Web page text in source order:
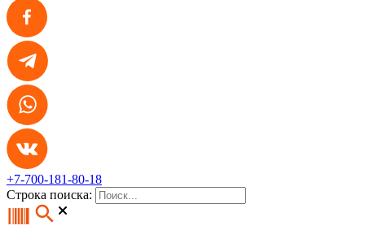
+7-700-181-80-18
Строка поиска: